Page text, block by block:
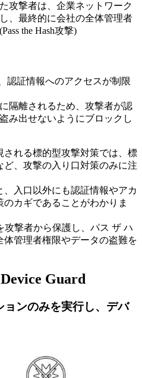
攻撃者は、企業ネットワーク
、最終的に会社の全体管理者
the Hash攻撃)
認証情報へのアクセスが制限
隔離されるため、攻撃者が認
み出せないようにブロックし
れる標的型攻撃対策では、標
、攻撃の入り口対策のみに注
、入口以外にも認証情報やアカ
カギであることがわかりま
攻撃者から保護し、パス ザ ハ
管理者権限やデータの盗難を
Guard
ンのみを実行し、デバ